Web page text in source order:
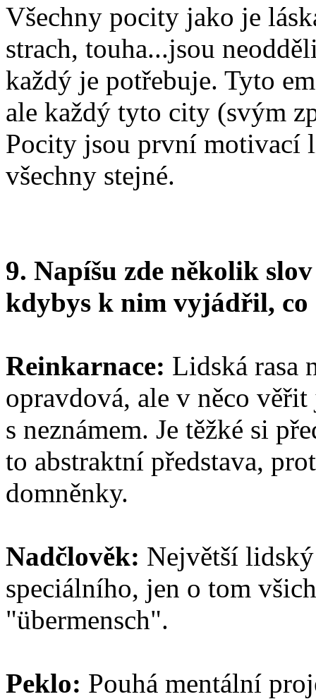
Všechny pocity jako je
strach, touha...jsou
každý je potřebuje. Tyto
ale každý tyto city (svým
Pocity jsou první motivací
všechny stejné.
9. Napíšu zde několik
kdybys k nim vyjádřil, co
Reinkarnace: Lidská rasa
opravdová, ale v něco
s neznámem. Je těžké si
to abstraktní představa,
domněnky.
Nadčlověk: Největší
speciálního, jen o tom
"übermensch".
Peklo: Pouhá mentální